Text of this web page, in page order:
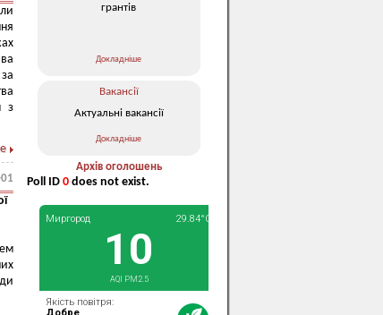
з
грантів
Докладніше
Вакансії
Актуальні вакансії
Докладніше
Архів оголошень
Poll ID 0 does not exist.